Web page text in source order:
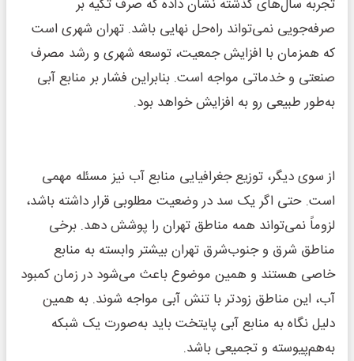
تجربه سال‌های گذشته نشان داده که صرف تکیه بر
صرفه‌جویی نمی‌تواند راه‌حل نهایی باشد. تهران شهری است
که همزمان با افزایش جمعیت، توسعه شهری و رشد مصرف
صنعتی و خدماتی مواجه است. بنابراین فشار بر منابع آبی
به‌طور طبیعی رو به افزایش خواهد بود.
از سوی دیگر، توزیع جغرافیایی منابع آب نیز مسئله مهمی
است. حتی اگر یک سد در وضعیت مطلوبی قرار داشته باشد،
لزوماً نمی‌تواند همه مناطق تهران را پوشش دهد. برخی
مناطق شرق و جنوب‌شرق تهران بیشتر وابسته به منابع
خاصی هستند و همین موضوع باعث می‌شود در زمان کمبود
آب، این مناطق زودتر با تنش آبی مواجه شوند. به همین
دلیل نگاه به منابع آبی پایتخت باید به‌صورت یک شبکه
به‌هم‌پیوسته و تجمیعی باشد.